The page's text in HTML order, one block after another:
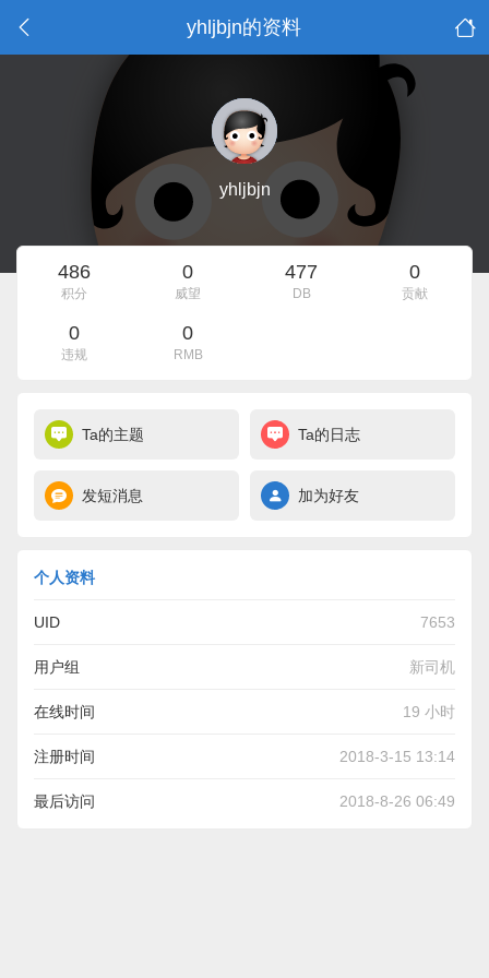
yhljbjn的资料
yhljbjn
486
积分
0
威望
477
DB
0
贡献
0
违规
0
RMB
Ta的主题 Ta的日志
发短消息 加为好友
个人资料
UID 7653
用户组 新司机
在线时间 19 小时
注册时间 2018-3-15 13:14
最后访问 2018-8-26 06:49